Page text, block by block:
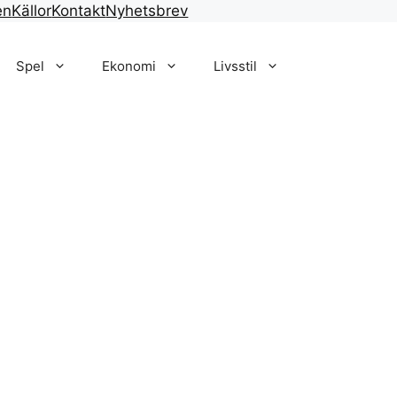
KällorKontaktNyhetsbrev
Spel Ekonomi Livsstil